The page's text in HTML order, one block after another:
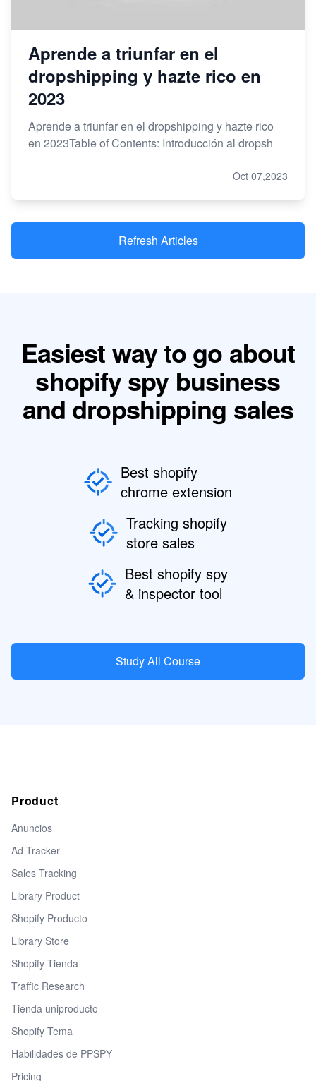
Aprende a triunfar en el
dropshipping y hazte rico en
2023
Aprende a triunfar en el dropshipping y hazte rico
en 2023Table of Contents: Introducción al dropsh
Oct 07,2023
Refresh Articles
Easiest way to go about
shopify spy business
and dropshipping sales
Best shopify
chrome extension
Tracking shopify
store sales
Best shopify spy
& inspector tool
Study All Course
Product
Anuncios
Ad Tracker
Sales Tracking
Library Product
Shopify Producto
Library Store
Shopify Tienda
Traffic Research
Tienda uniproducto
Shopify Tema
Habilidades de PPSPY
Pricing